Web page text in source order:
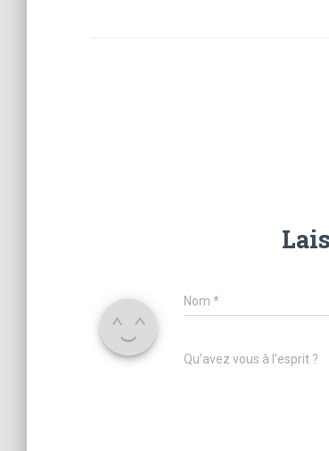
Nom *
Qu’avez vous à l’esprit ?